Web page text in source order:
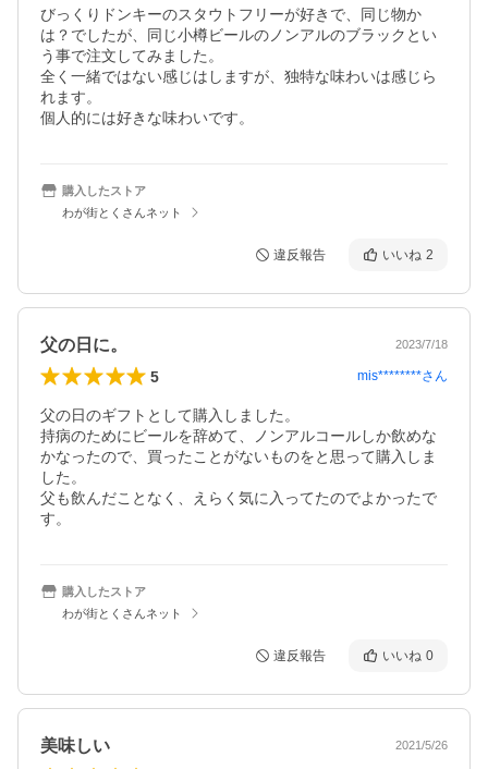
びっくりドンキーのスタウトフリーが好きで、同じ物か
は？でしたが、同じ小樽ビールのノンアルのブラックとい
う事で注文してみました。
全く一緒ではない感じはしますが、独特な味わいは感じら
れます。
個人的には好きな味わいです。
購入したストア
わが街とくさんネット
違反報告 いいね 2
父の日に。 2023/7/18
5 mis********さん
父の日のギフトとして購入しました。
持病のためにビールを辞めて、ノンアルコールしか飲めな
かなったので、買ったことがないものをと思って購入しま
した。
父も飲んだことなく、えらく気に入ってたのでよかったで
す。
購入したストア
わが街とくさんネット
違反報告 いいね 0
美味しい 2021/5/26